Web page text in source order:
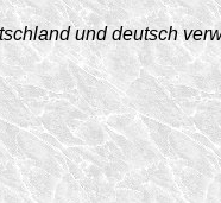
und deutsch